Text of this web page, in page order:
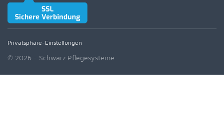
Privatsphäre-Einstellungen
© 2026 - Schwarz Pflegesysteme